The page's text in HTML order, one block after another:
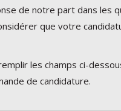
de notre part dans les
que votre
les champs ci-
de candidature.